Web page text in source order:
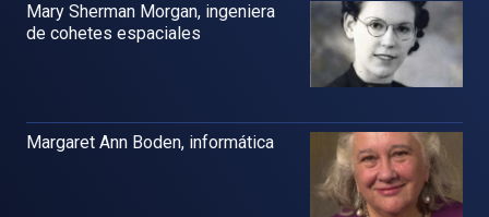
Mary Sherman Morgan, ingeniera
de cohetes espaciales
Margaret Ann Boden, informática